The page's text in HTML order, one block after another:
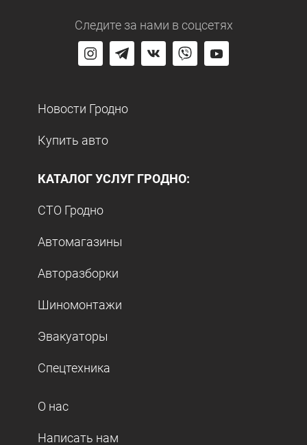
Следите за нами в соцсетях
Новости Гродно
Купить авто
КАТАЛОГ УСЛУГ ГРОДНО:
СТО Гродно
Автомагазины
Авторазборки
Шиномонтажи
Эвакуаторы
Спецтехника
О нас
Написать нам